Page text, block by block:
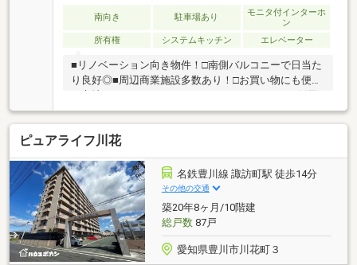
南向き 駐車場あり
モニタ付インターホ
ン
所有権
システムキッチン エレベーター
■リノベーション向き物件！□南側バルコニーで日当た
り良好◎■周辺商業施設多数あり！□お買い物にも便利
線「豊川」駅…徒歩約13分□豊小学校…徒歩約8分■東部
中学校…徒歩約18分□ローソン豊川天神店…徒歩約3分■
ディスカウントドラッグコスモス豊川駅東店…徒歩約9
分物件の詳細はもちろん、住宅ローンなどのご相談も
承ります！まずはお気軽にお問い合わせください♪
ピュアライフ川花
名鉄豊川線 諏訪町駅 徒歩14分
その他の交通
築20年8ヶ月/10階建
総戸数87戸
愛知県豊川市川花町３